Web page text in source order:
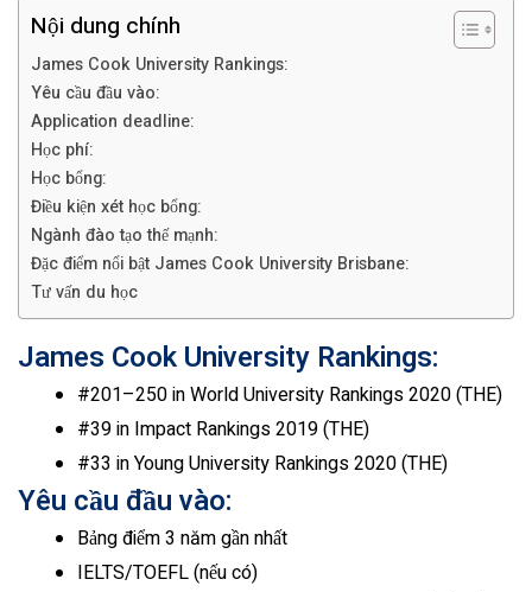
Nội dung chính
James Cook University Rankings:
Yêu cầu đầu vào:
Application deadline:
Học phí:
Học bổng:
Điều kiện xét học bổng:
Ngành đào tạo thế mạnh:
Đặc điểm nổi bật James Cook University Brisbane:
Tư vấn du học
James Cook University Rankings:
#201–250 in World University Rankings 2020 (THE)
#39 in Impact Rankings 2019 (THE)
#33 in Young University Rankings 2020 (THE)
Yêu cầu đầu vào:
Bảng điểm 3 năm gần nhất
IELTS/TOEFL (nếu có)